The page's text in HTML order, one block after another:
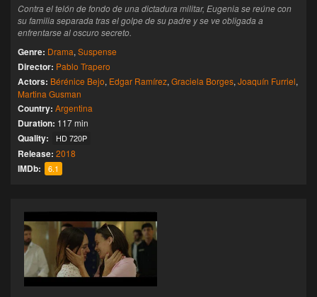
Contra el telón de fondo de una dictadura militar, Eugenia se reúne con
su familia separada tras el golpe de su padre y se ve obligada a
enfrentarse al oscuro secreto.
Genre: Drama, Suspense
Director: Pablo Trapero
Actors: Bérénice Bejo, Edgar Ramírez, Graciela Borges, Joaquín Furriel,
Martina Gusman
Country: Argentina
Duration: 117 min
Quality: HD 720P
Release: 2018
IMDb: 6.1